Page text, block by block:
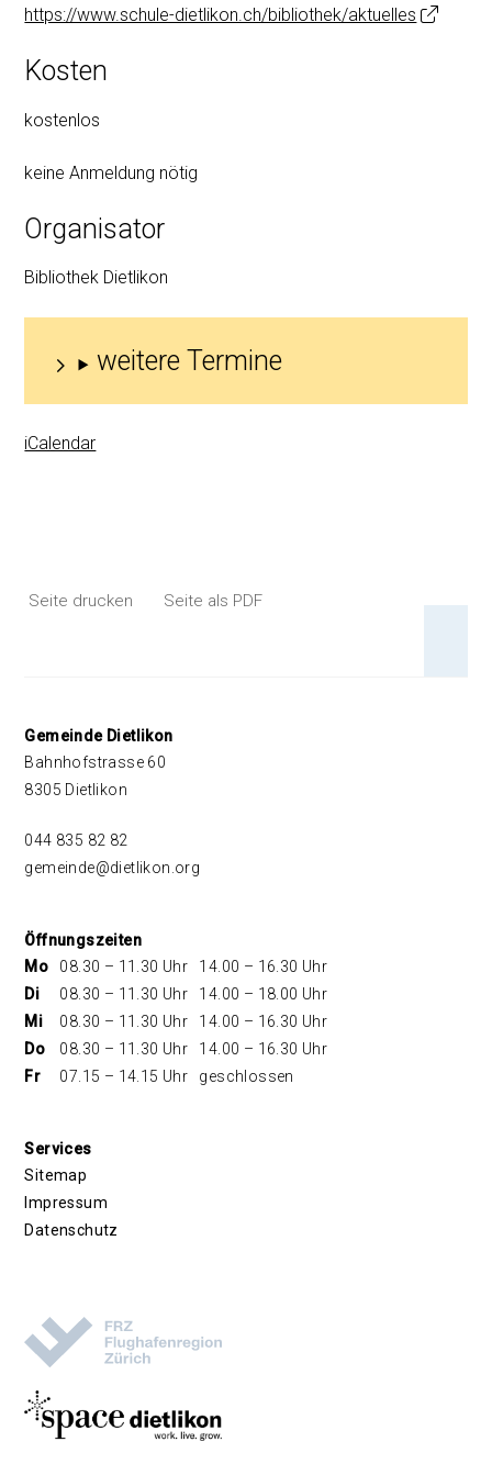
https://www.schule-dietlikon.ch/bibliothek/aktuelles
Kosten
kostenlos
keine Anmeldung nötig
Organisator
Bibliothek Dietlikon
weitere Termine
iCalendar
Seite drucken Seite als PDF
Footer
Gemeinde Dietlikon
Bahnhofstrasse 60
8305 Dietlikon
044 835 82 82
gemeinde@dietlikon.org
Öffnungszeiten
Mo
08.30 – 11.30 Uhr
14.00 – 16.30 Uhr
Di
08.30 – 11.30 Uhr
14.00 – 18.00 Uhr
Mi
08.30 – 11.30 Uhr
14.00 – 16.30 Uhr
Do
08.30 – 11.30 Uhr
14.00 – 16.30 Uhr
Fr
07.15 – 14.15 Uhr geschlossen
Services
Sitemap
Impressum
Datenschutz